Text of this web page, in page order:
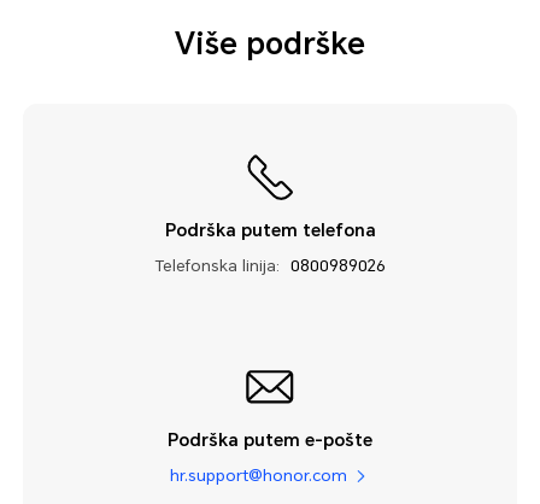
Više podrške
Podrška putem telefona
Telefonska linija: 0800989026
Podrška putem e-pošte
hr.support@honor.com